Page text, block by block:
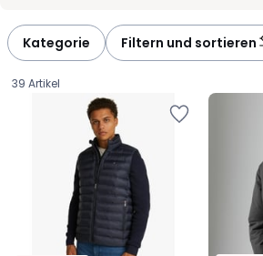
Kategorie Filtern und sortieren
39 Artikel